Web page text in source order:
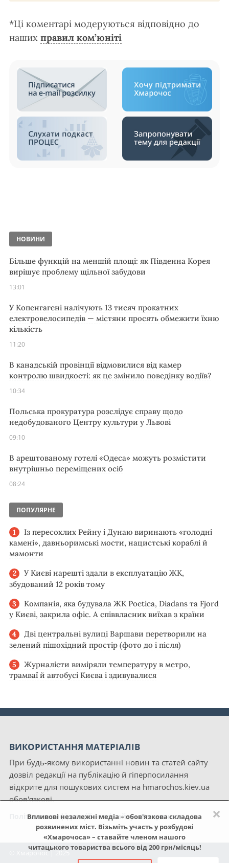
×
Впливові незалежні медіа – обов'язкова складова
розвинених міст. Візьміть участь у розбудові
«Хмарочоса» – ставайте членом нашого
читацького товариства всього від 200 грн/місяць!
*Ці коментарі модеруються відповідно до
наших правил ком’юніті
НОВИНИ
Більше функцій на меншій площі: як Південна Корея
вирішує проблему щільної забудови
13:01
У Копенгагені налічують 13 тисяч прокатних
електровелосипедів — містяни просять обмежити їхню
кількість
11:20
В канадській провінції відмовилися від камер
контролю швидкості: як це змінило поведінку водіїв?
10:34
Польська прокуратура розслідує справу щодо
недобудованого Центру культури у Львові
09:10
В арештованому готелі «Одеса» можуть розмістити
внутрішньо переміщених осіб
08:24
ПОПУЛЯРНЕ
Із пересохлих Рейну і Дунаю виринають «голодні
камені», давньоримські мости, нацистські кораблі й
мамонти
У Києві нарешті здали в експлуатацію ЖК,
збудований 12 років тому
Компанія, яка будувала ЖК Poetica, Diadans та Fjord
у Києві, закрила офіс. А співвласник виїхав з країни
Дві центральні вулиці Варшави перетворили на
зелений пішохідний простір (фото до і після)
Журналісти виміряли температуру в метро,
трамваї й автобусі Києва і здивувалися
ВИКОРИСТАННЯ МАТЕРІАЛІВ
При будь-якому використанні новин та статей сайту
дозвіл редакції на публікацію й гіперпосилання
відкрите для пошукових систем на hmarochos.kiev.ua
обов'язкові.
Політика конфіденційності сайту «Хмарочос»
© Хмарочос | 2025